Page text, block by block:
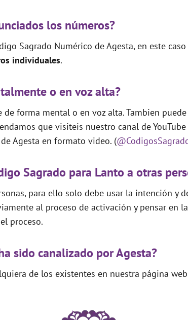
los números?
Sagrado Numérico de Agesta, en este
individuales.
o en voz alta?
forma mental o en voz alta. Tambien
que visiteis nuestro canal de
Agesta en formato video. (
Sagrado para Lanto a otras
para ello solo debe usar la intención y
al proceso de activación y pensar en
proceso.
sido canalizado por Agesta?
de los existentes en nuestra página